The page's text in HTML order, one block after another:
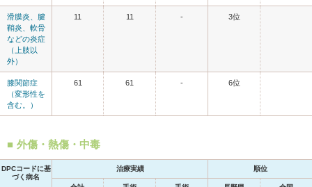
滑膜炎、腱
鞘炎、軟骨
などの炎症
（上肢以
外）
11 11 - 3位
膝関節症
（変形性を
含む。）
61 61 - 6位
外傷・熱傷・中毒
DPCコードに基
づく病名
治療実績 順位